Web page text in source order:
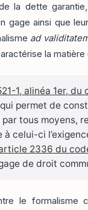
la dette
gage ainsi que
ad
la
1, alinéa 1er, du
permet de
tous moyens,
celui-ci
2336 du
de droit
le formalisme